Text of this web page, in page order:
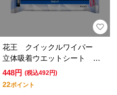
花王 クイックルワイパー
立体吸着ウエットシート ス
トロング香りが残らないタイ
プ１２枚入
448円 (税込492円)
22ポイント